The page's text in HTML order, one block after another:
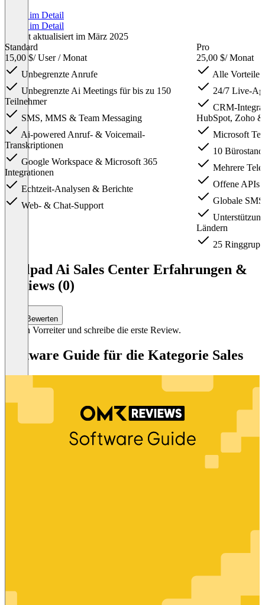
Preise im Detail
Preise im Detail
Zuletzt aktualisiert im März 2025
Standard
15,00 $/ User / Monat
Unbegrenzte Anrufe
Unbegrenzte Ai Meetings für bis zu 150
Teilnehmer
SMS, MMS & Team Messaging
Ai-powered Anruf- & Voicemail-
Transkriptionen
Google Workspace & Microsoft 365
Integrationen
Echtzeit-Analysen & Berichte
Web- & Chat-Support
Pro
25,00 $/ Monat
Alle Vorteile
24/7 Live-
CRM-
HubSpot, Zoho
Microsoft
10
Mehrere
Offene APIs
Globale
Ländern
25
Dialpad Ai Sales Center Erfahrungen &
Reviews (0)
Bewerten
Sei ein Vorreiter und schreibe die erste Review.
Software Guide für die Kategorie Sales